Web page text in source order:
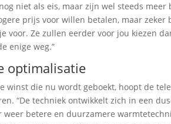
niet als eis, maar zijn wel steeds
prijs voor willen betalen, maar
voor. Ze zullen eerder voor jou kiezen
enige weg.”
optimalisatie
winst die nu wordt geboekt, hoopt de
“De techniek ontwikkelt zich in een
weer betere en duurzamere